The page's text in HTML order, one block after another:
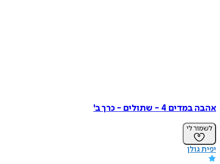
אהבה במדים 4 - שתולים - כרך ב'
לשמור לי
יפית גולן